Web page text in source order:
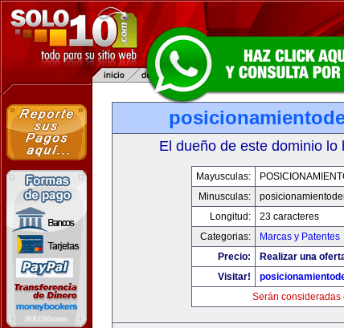
El dueño de este dominio lo
Mayusculas:
Minusculas:
Longitud:
23 caracteres
Categorias:
Marcas y Patentes
Precio:
Realizar una
Visitar!
Serán consideradas